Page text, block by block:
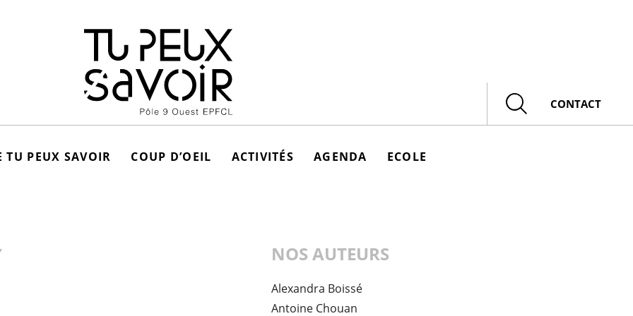
Rechercher
CONTACT
TU PEUX SAVOIR COUP D’OEIL ACTIVITÉS AGENDA ECOLE
NOS AUTEURS
Alexandra Boissé
Antoine Chouan